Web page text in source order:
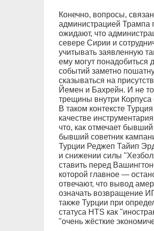
Конечно, вопросы,
администрацией Трампа
ожидают, что
севере Сирии и
учитывать заявленную
ему могут понадобиться
событий заметно
сказываться на
Йемен и Бахрейн. И не
трещины внутри
В таком контексте
качестве
что, как отмечает
бывший советник
Турции Реджеп Тайип
и снижении силы
ставить перед
которой главное —
отвечают, что вывод
означать возвращение
также Турции при
статуса HTS как
"очень жёсткие